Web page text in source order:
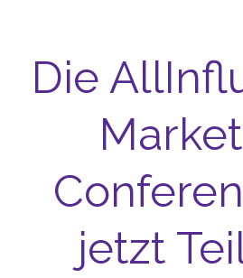
Die
jetzt